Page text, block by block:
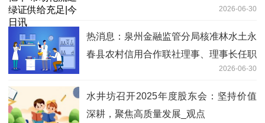
2026-06-30
热消息：泉州金融监管分局核准林水土永
春县农村信用合作联社理事、理事长任职
2026-06-30
水井坊召开2025年度股东会：坚持价值
深耕，聚焦高质量发展_观点